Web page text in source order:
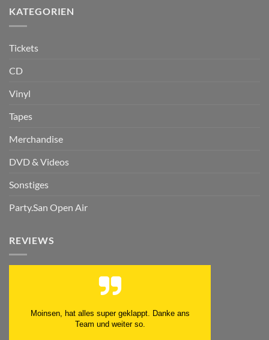
KATEGORIEN
Tickets
CD
Vinyl
Tapes
Merchandise
DVD & Videos
Sonstiges
Party.San Open Air
REVIEWS
Moinsen, hat alles super geklappt. Danke ans
Team und weiter so.